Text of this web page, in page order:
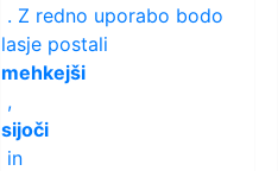
. Z redno uporabo bodo
lasje postali
mehkejši
,
sijoči
in